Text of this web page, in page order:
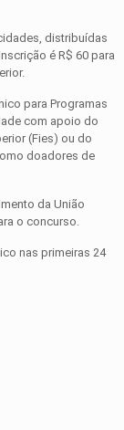
distribuídas
é R$ 60 para
para Programas
com apoio do
(Fies) ou do
doadores de
da União
o concurso.
nas primeiras 24